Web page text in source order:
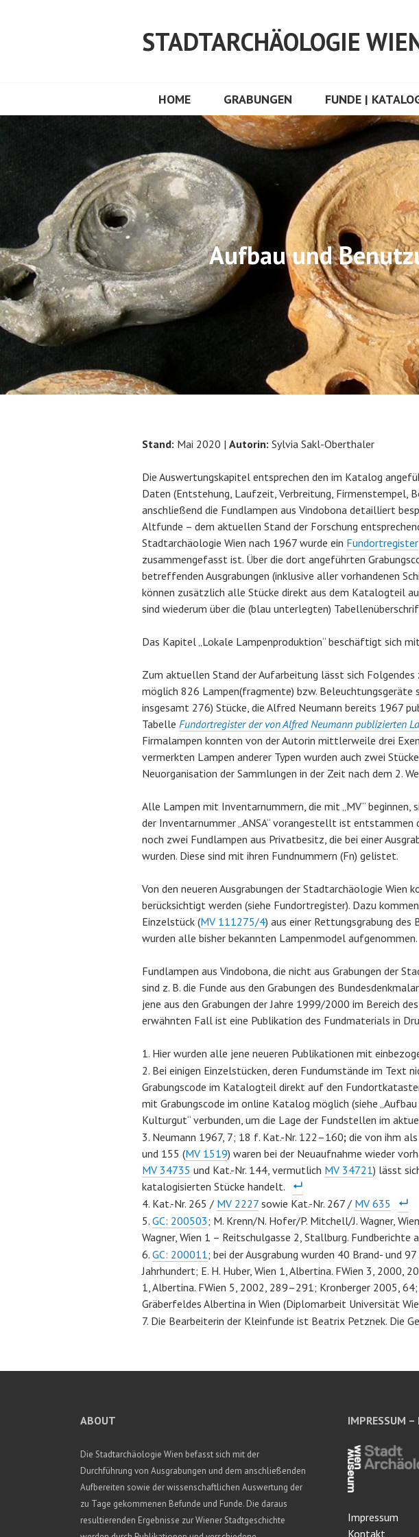
STADTARCHÄOLOGIE
HOME GRABUNGEN FUNDE |
Aufbau und
Stand: Mai 2020 | Autorin: Sylvia Sakl-Oberthaler
Die Auswertungskapitel entsprechen den im Katalog
Daten (Entstehung, Laufzeit, Verbreitung, Firmenstempel,
anschließend die Fundlampen aus Vindobona detailliert
Altfunde – dem aktuellen Stand der Forschung
Stadtarchäologie Wien nach 1967 wurde ein Fundortregister
zusammengefasst ist. Über die dort angeführten
betreffenden Ausgrabungen (inklusive aller vorhandenen
können zusätzlich alle Stücke direkt aus dem Katalogteil
sind wiederum über die (blau unterlegten)
Das Kapitel „Lokale Lampenproduktion“ beschäftigt sich
Zum aktuellen Stand der Aufarbeitung lässt sich
möglich 826 Lampen(fragmente) bzw.
insgesamt 276) Stücke, die Alfred Neumann bereits 1967
Tabelle Fundortregister der von Alfred Neumann publizierten
Firmalampen konnten von der Autorin mittlerweile drei
vermerkten Lampen anderer Typen wurden auch zwei
Neuorganisation der Sammlungen in der Zeit nach dem 2.
Alle Lampen mit Inventarnummern, die mit „MV“ beginnen,
der Inventarnummer „ANSA“ vorangestellt ist entstammen
noch zwei Fundlampen aus Privatbesitz, die bei einer
wurden. Diese sind mit ihren Fundnummern (Fn) gelistet.
Von den neueren Ausgrabungen der Stadtarchäologie
berücksichtigt werden (siehe Fundortregister). Dazu
Einzelstück (MV 111275/4) aus einer Rettungsgrabung des
wurden alle bisher bekannten Lampenmodel aufgenommen.
Fundlampen aus Vindobona, die nicht aus Grabungen der
sind z. B. die Funde aus den Grabungen des
jene aus den Grabungen der Jahre 1999/2000 im Bereich
erwähnten Fall ist eine Publikation des Fundmaterials in
Hier wurden alle jene neueren Publikationen mit
Bei einigen Einzelstücken, deren Fundumstände im Text
Grabungscode im Katalogteil direkt auf den
mit Grabungscode im online Katalog möglich (siehe
Kulturgut“ verbunden, um die Lage der Fundstellen im
Neumann 1967, 7; 18 f. Kat.-Nr. 122–160; die von ihm
und 155 (MV 1519) waren bei der Neuaufnahme wieder
MV 34735 und Kat.-Nr. 144, vermutlich MV 34721) lässt
katalogisierten Stücke handelt.
Kat.-Nr. 265 / MV 2227 sowie Kat.-Nr. 267 / MV 635
GC: 200503; M. Krenn/N. Hofer/P. Mitchell/J. Wagner,
Wagner, Wien 1 – Reitschulgasse 2, Stallburg.
GC: 200011; bei der Ausgrabung wurden 40 Brand- und
Jahrhundert; E. H. Huber, Wien 1, Albertina. FWien 3, 2000,
1, Albertina. FWien 5, 2002, 289–291; Kronberger 2005,
Gräberfeldes Albertina in Wien (Diplomarbeit Universität
Die Bearbeiterin der Kleinfunde ist Beatrix Petznek. Die
ABOUT
Die Stadtarchäologie Wien befasst sich mit der
Durchführung von Ausgrabungen und dem anschließenden
Aufbereiten sowie der wissenschaftlichen Auswertung der
zu Tage gekommenen Befunde und Funde. Die daraus
resultierenden Ergebnisse zur Wiener Stadtgeschichte
IMPRESSUM
Impressum
Kontakt